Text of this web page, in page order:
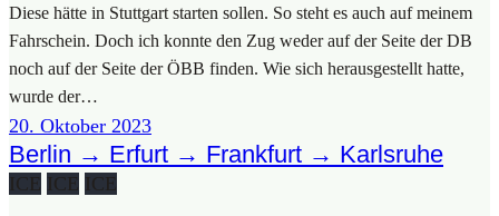
Die­se hät­te in Stutt­gart star­ten sol­len. So steht es auch auf mei­nem
Fahr­schein. Doch ich konn­te den Zug weder auf der Sei­te der DB
noch auf der Sei­te der ÖBB fin­den. Wie sich her­aus­ge­stellt hat­te,
wur­de der…
20. Okto­ber 2023
Berlin → Erfurt → Frankfurt → Karlsruhe
ICE ICE ICE